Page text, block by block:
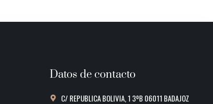
Datos de contacto
C/ REPUBLICA BOLIVIA, 1 3ºB 06011 BADAJOZ